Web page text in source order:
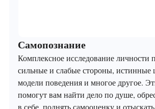
Самопознание
Комплексное исследование личности
сильные и слабые стороны, истинные
модели поведения и многое другое.
помогут вам найти дело по душе,
в себе, поднять самооценку и